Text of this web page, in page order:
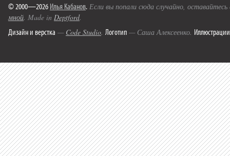
© 2000—2026 Илья Кабанов. Если вы попали сюда случайно,
мной. Made in Deptford.
Дизайн и верстка — Code Studio. Логотип — Саша Алексеенко. Иллюстрации